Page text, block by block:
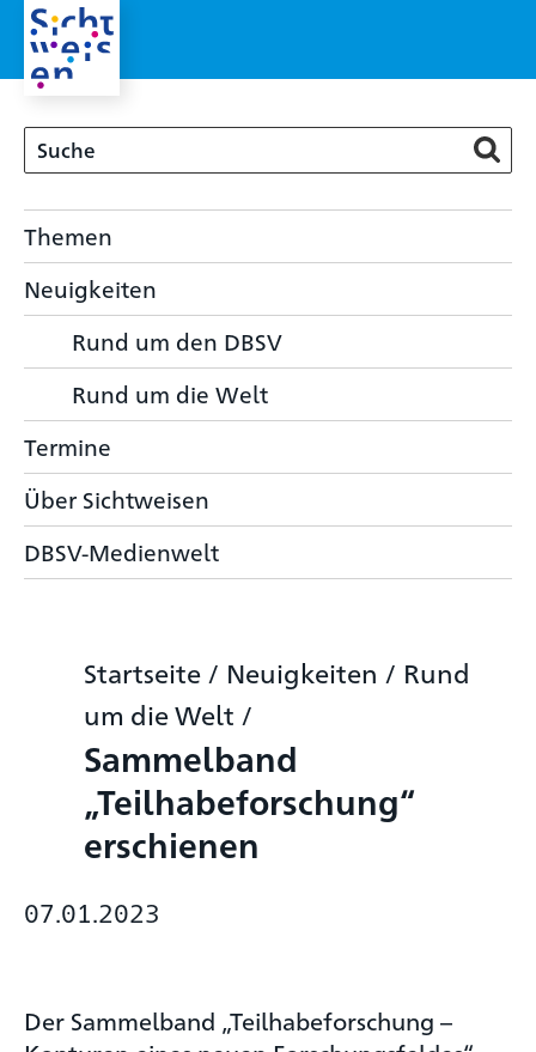
Themen
Neuigkeiten
Rund um den DBSV
Rund um die Welt
Termine
Über Sichtweisen
DBSV-Medienwelt
Startseite / Neuigkeiten / Rund
um die Welt /
Sammelband
„Teilhabeforschung“
erschienen
07.01.2023
Der Sammelband „Teilhabeforschung –